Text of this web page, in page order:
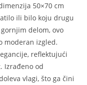
50×70 cm
ili bilo koju drugu
delom, ovo
moderan izgled.
reflektujući
Izrađeno od
vlagi, što ga čini